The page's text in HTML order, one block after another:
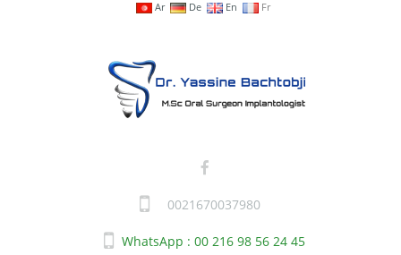
Ar De En Fr
0021670037980
WhatsApp : 00 216 98 56 24 45